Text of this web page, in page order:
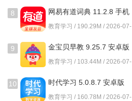
8
网易有道词典 11.2.8 手机
版
教育学习 / 190.29M / 2026-07-
9 金宝贝早教 9.25.7 安卓版
教育学习 / 103.44M / 2026-07-
10 时代学习 5.0.8.7 安卓版
教育学习 / 160.78M / 2026-07-